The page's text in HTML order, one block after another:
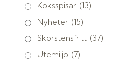
Köksspisar (13)
Nyheter (15)
Skorstensfritt (37)
Utemiljö (7)